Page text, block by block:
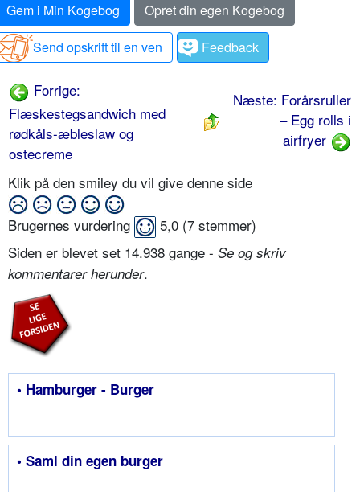
Gem i Min Kogebog
Opret din egen Kogebog
Send opskrift til en ven
Feedback
Forrige:
Flæskestegsandwich med
rødkåls-æbleslaw og
ostecreme
Næste: Forårsruller
– Egg rolls i
airfryer
Klik på den smiley du vil give denne side
Brugernes vurdering 5,0 (7 stemmer)
Siden er blevet set 14.938 gange - Se og skriv
kommentarer herunder.
• Hamburger - Burger
• Saml din egen burger